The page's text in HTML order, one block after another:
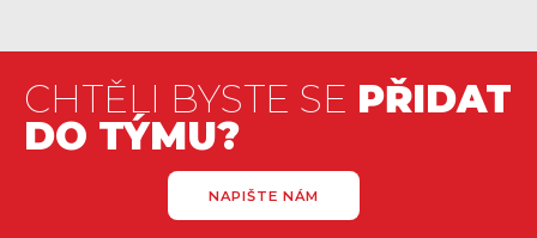
CHTĚLI BYSTE SE PŘIDAT
DO TÝMU?
NAPIŠTE NÁM